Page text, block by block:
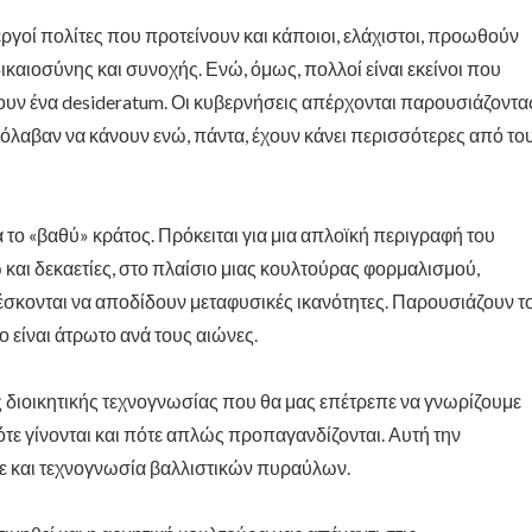
πολίτες που προτείνουν και κάποιοι, ελάχιστοι, προωθούν
και συνοχής. Ενώ, όμως, πολλοί είναι εκείνοι που
έναdesideratum. Οι κυβερνήσεις απέρχονται
να κάνουν ενώ, πάντα, έχουν κάνει περισσότερες από
«βαθύ» κράτος. Πρόκειται για μια απλοϊκή περιγραφή του
δεκαετίες, στο πλαίσιο μιας κουλτούρας φορμαλισμού,
να αποδίδουν μεταφυσικές ικανότητες. Παρουσιάζουν
άτρωτο ανά τους αιώνες.
τεχνογνωσίας που θα μας επέτρεπε να γνωρίζουμε
γίνονται και πότε απλώς προπαγανδίζονται. Αυτή την
και τεχνογνωσία βαλλιστικών πυραύλων.